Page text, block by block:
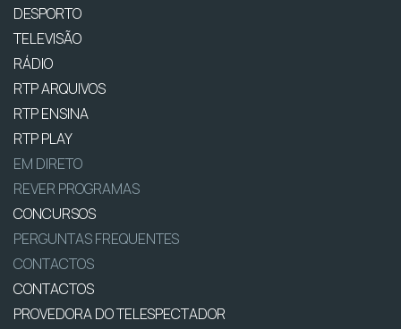
DESPORTO
TELEVISÃO
RÁDIO
RTP ARQUIVOS
RTP ENSINA
RTP PLAY
EM DIRETO
REVER PROGRAMAS
CONCURSOS
PERGUNTAS FREQUENTES
CONTACTOS
CONTACTOS
PROVEDORA DO TELESPECTADOR